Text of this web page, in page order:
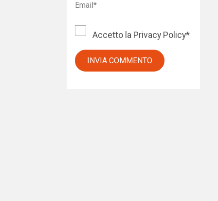
Accetto la Privacy Policy*